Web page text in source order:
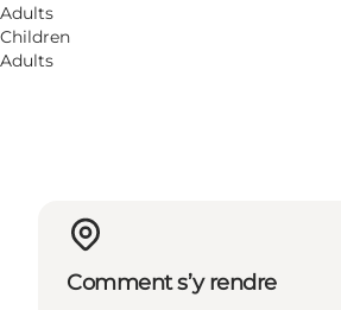
Adults
Children
Adults
Comment s’y rendre